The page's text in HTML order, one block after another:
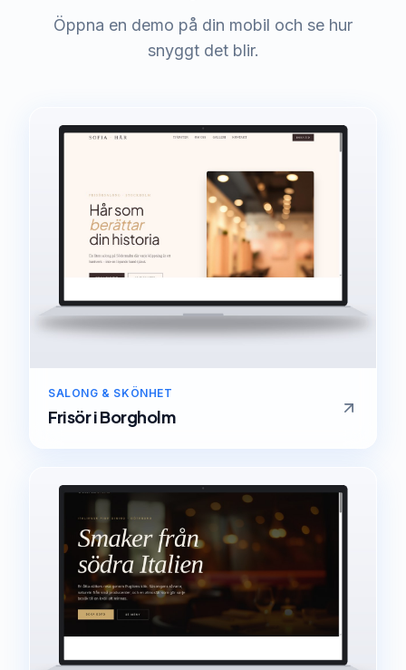
Öppna en demo på din mobil och se hur
snyggt det blir.
SALONG & SKÖNHET
FrisöriBorgholm